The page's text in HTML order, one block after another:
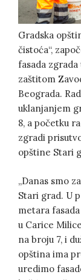
Gradska
čistoća“,
fasada
zaštitom
Beograda.
uklanjanjem
8, a početku
zgradi
opštine Stari
„Danas smo
Stari grad. U
metara
u Carice
na broju 7, i
opština ima
uredimo